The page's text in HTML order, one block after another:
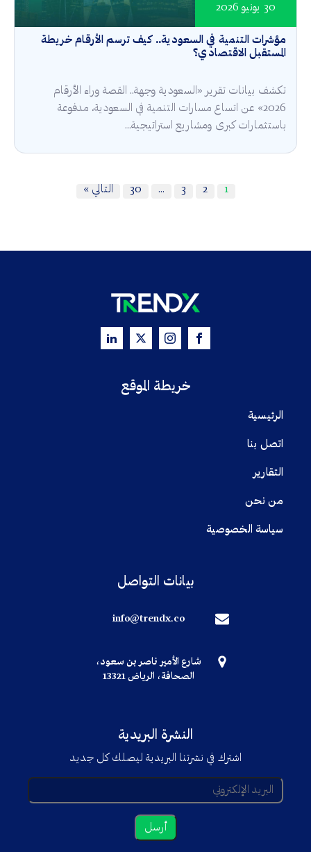
مؤشرات التنمية في السعودية.. كيف ترسم الأرقام خريطة
المستقبل الاقتصادي؟
30 يونيو 2026
تكشف بيانات تقرير «السعودية وجهة.. القصة وراء الأرقام
2026» عن اتساع مسارات التنمية في السعودية، مدفوعة
باستثمارات كبرى ومشاريع استراتيجية...
1
2
3
…
30 التالي »
خريطة الموقع
الرئيسية
اتصل بنا
التقارير
من نحن
سياسة الخصوصية
بيانات التواصل
info@trendx.co
شارع الأمير ناصر بن سعود،
الصحافة، الرياض 13321
النشرة البريدية
اشترك في نشرتنا البريدية ليصلك كل جديد